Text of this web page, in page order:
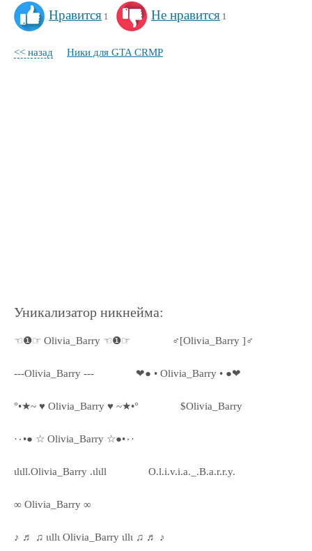
Нравится 1 Не нравится 1
<< назад Ники для GTA CRMP
Уникализатор никнейма:
☜❶☞ Olivia_Barry ☜❶☞ ♂[Olivia_Barry ]♂
---Olivia_Barry --- ❤● • Olivia_Barry • ●❤
°•★~ ♥ Olivia_Barry ♥ ~★•° $Olivia_Barry
·٠•● ☆ Olivia_Barry ☆●•٠·
ιlιll.Olivia_Barry .ιlιll O.l.i.v.i.a._.B.a.r.r.y.
∞ Olivia_Barry ∞
♪ ♬ ♫ ιιllι Olivia_Barry ιllι ♫ ♬ ♪